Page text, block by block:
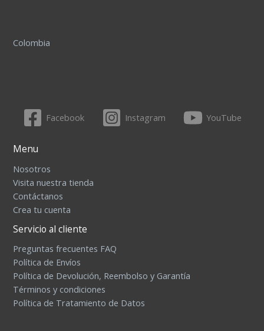
Colombia
Facebook Instagram YouTube
Menu
Nosotros
Visita nuestra tienda
Contáctanos
Crea tu cuenta
Servicio al cliente
Preguntas frecuentes FAQ
Política de Envíos
Política de Devolución, Reembolso y Garantía
Términos y condiciones
Política de Tratamiento de Datos